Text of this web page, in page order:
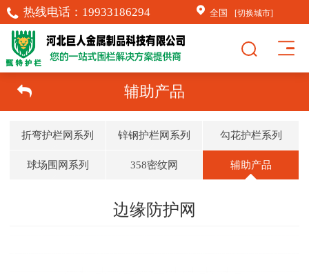
热线电话： 19933186294 全国 [切换城市]
辅助产品
折弯护栏网系列 锌钢护栏网系列 勾花护栏系列
球场围网系列 358密纹网 辅助产品
边缘防护网